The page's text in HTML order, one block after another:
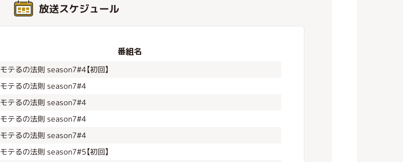
放送スケジュール
番組名
モテるの法則 season7#4【初回】
モテるの法則 season7#4
モテるの法則 season7#4
モテるの法則 season7#4
モテるの法則 season7#4
モテるの法則 season7#5【初回】